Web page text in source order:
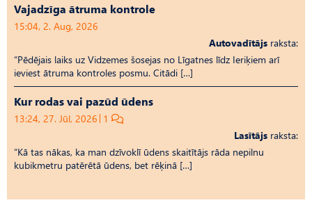
Vajadzīga ātruma kontrole
15:04, 2. Aug, 2026
Autovadītājs raksta:
“Pēdējais laiks uz Vid­ze­mes šosejas no Līgatnes līdz Ieriķiem arī
ieviest ātruma kontroles posmu. Citādi […]
Kur rodas vai pazūd ūdens
13:24, 27. Jūl, 2026 1
Lasītājs raksta:
“Kā tas nākas, ka man dzīvoklī ūdens skaitītājs rāda nepilnu
kubikmetru patērētā ūdens, bet rēķinā […]